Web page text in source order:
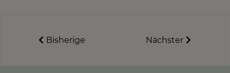
Bisherige Nächster